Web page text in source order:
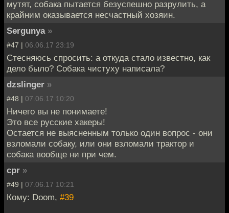
мутят, собака пытается безуспешно разрулить, а
крайним оказывается несчастный хозяин.
Sergunya »
#47 | 06.06.17 23:19
Стесняюсь спросить: а откуда стало известно, как
дело было? Собака чистуху написала?
dzslinger »
#48 | 07.06.17 10:20
Ничего вы не понимаете!
Это все русские хакеры!
Остается не выясненным только один вопрос - они
взломали собаку, или они взломали трактор и
собака вообще ни при чем.
cpr »
#49 | 07.06.17 10:21
Кому: Doom, #39